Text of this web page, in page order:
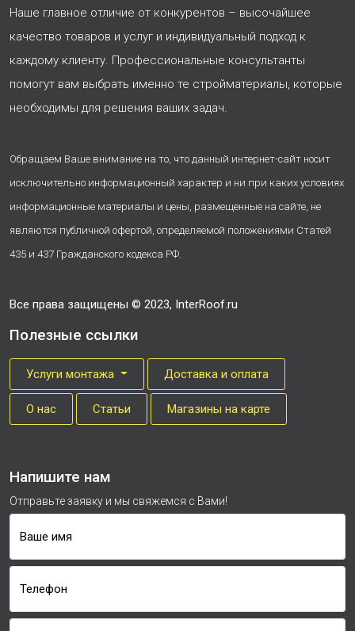
Наше главное отличие от конкурентов – высочайшее
качество товаров и услуг и индивидуальный подход к
каждому клиенту. Профессиональные консультанты
помогут вам выбрать именно те стройматериалы, которые
необходимы для решения ваших задач.
Обращаем Ваше внимание на то, что данный интернет-сайт носит
исключительно информационный характер и ни при каких условиях
информационные материалы и цены, размещенные на сайте, не
являются публичной офертой, определяемой положениями Статей
435 и 437 Гражданского кодекса РФ.
Все права защищены © 2023, InterRoof.ru
Полезные ссылки
Услуги монтажа Доставка и оплата
О нас Cтатьи Магазины на карте
Напишите нам
Отправьте заявку и мы свяжемся с Вами!
Ваше имя
Телефон